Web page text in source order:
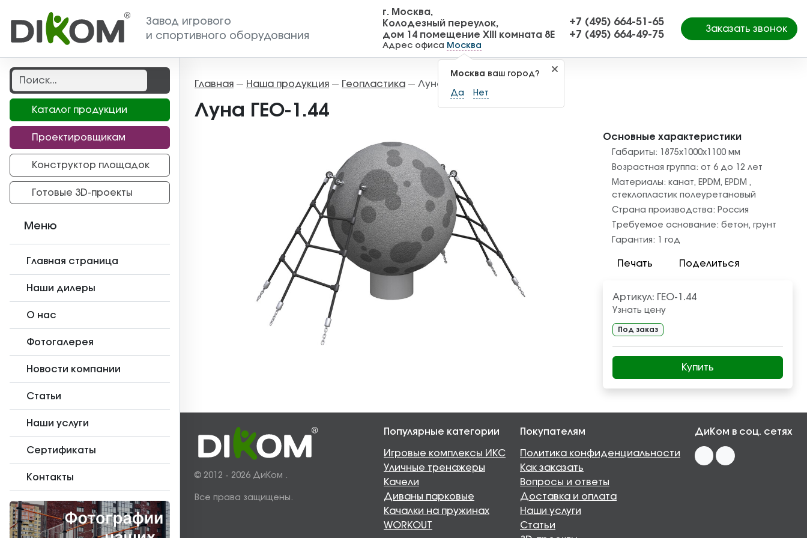
Завод игрового
и спортивного оборудования
г. Москва,
Колодезный переулок,
дом 14 помещение XIII комната 8Е
Адрес офиса Москва
Москва ваш город?
Да Нет
+7 (495) 664-51-65
+7 (495) 664-49-75
Заказать звонок
Каталог продукции
Проектировщикам
Конструктор площадок
Готовые 3D-проекты
Меню
Главная страница
Наши дилеры
О нас
Фотогалерея
Новости компании
Статьи
Наши услуги
Сертификаты
Контакты
Главная — Наша продукция — Геопластика — Луна ГЕО-1.44
Луна ГЕО-1.44
Основные характеристики
Габариты: 1875х1000х1100 мм
Возрастная группа: от 6 до 12 лет
Материалы: канат, EPDM, EPDM ,
стеклопластик полеуретановый
Страна производства: Россия
Требуемое основание: бетон, грунт
Гарантия:
1 год
Печать Поделиться
Артикул: ГЕО-1.44
Узнать цену
Под заказ
Купить
© 2012 - 2026 ДиКом .
Все права защищены.
Популярные категории
Игровые комплексы ИКС
Уличные тренажеры
Качели
Диваны парковые
Качалки на пружинах
WORKOUT
Покупателям
Политика конфиденциальности
Как заказать
Вопросы и ответы
Доставка и оплата
Наши услуги
Статьи
ДиКом в соц. сетях